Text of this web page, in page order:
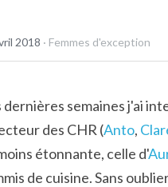
2018 · Femmes d'exception
dernières semaines j'ai
des CHR (Anto,
étonnante, celle d'
de cuisine. Sans